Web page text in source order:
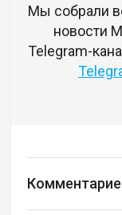
Мы собрали
новости
Telegram-